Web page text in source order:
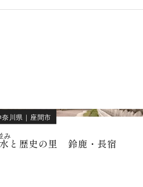
奈川県 ｜ 座間市
み
と歴史の里 鈴鹿・長宿